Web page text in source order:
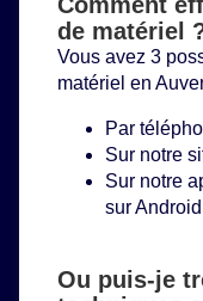
de matériel
Vous avez 3
matériel en
Par
Sur notre
Sur notre
sur
Ou puis-je